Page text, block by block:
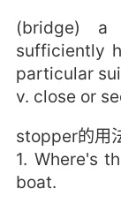
(bridge)
sufficiently
particular
v. close or
stopper的用
1. Where's
boat.